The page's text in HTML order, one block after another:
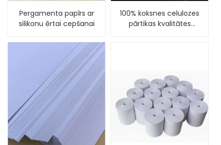
Pergamenta papīrs ar
silikonu ērtai cepšanai
100% koksnes celulozes
pārtikas kvalitātes